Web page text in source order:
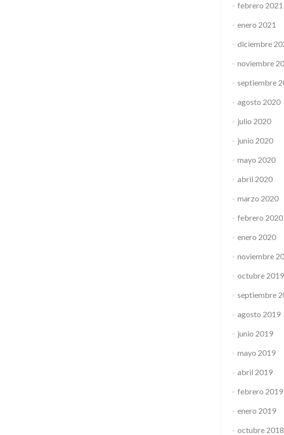
febrero 2021
enero 2021
diciembre
noviembre
septiembre
agosto 2020
julio 2020
junio 2020
mayo 2020
abril 2020
marzo 2020
febrero 2020
enero 2020
noviembre
octubre 2019
septiembre
agosto 2019
junio 2019
mayo 2019
abril 2019
febrero 2019
enero 2019
octubre 2018